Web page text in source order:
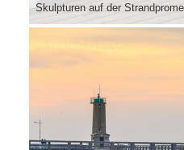
Skulpturen auf der